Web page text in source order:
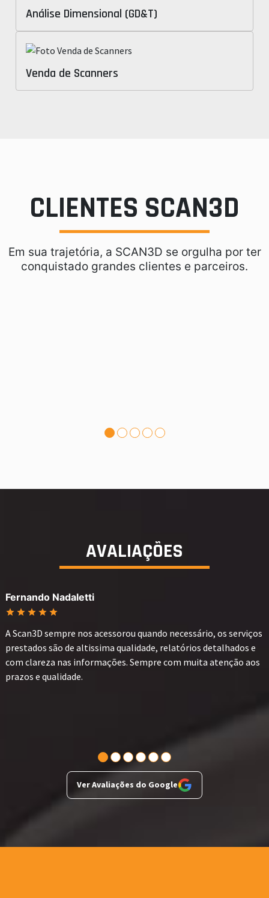
Análise Dimensional (GD&T)
Venda de Scanners
CLIENTES SCAN3D
Em sua trajetória, a SCAN3D se orgulha por ter
conquistado grandes clientes e parceiros.
AVALIAÇÕES
Fernando Nadaletti
A Scan3D sempre nos acessorou quando necessário, os serviços
prestados são de altissima qualidade, relatórios detalhados e
com clareza nas informações. Sempre com muita atenção aos
prazos e qualidade.
Ver Avaliações do Google